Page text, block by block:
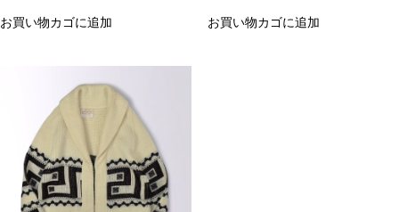
お買い物カゴに追加 お買い物カゴに追加